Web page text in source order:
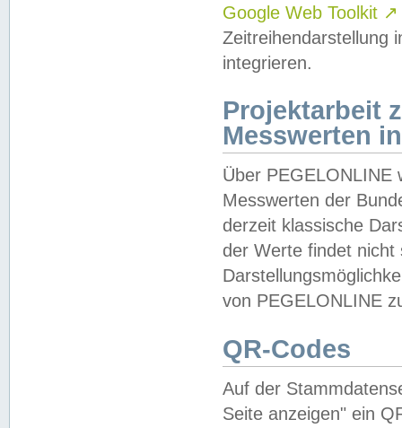
Google Web Toolkit ↗
Zeitreihendarstellung
integrieren.
Projektarbeit
Messwerten
Über PEGELONLINE
Messwerten der
derzeit klassische
der Werte findet
von PEGELONLINE
QR-Codes
Auf der
Seite anzeigen" ein